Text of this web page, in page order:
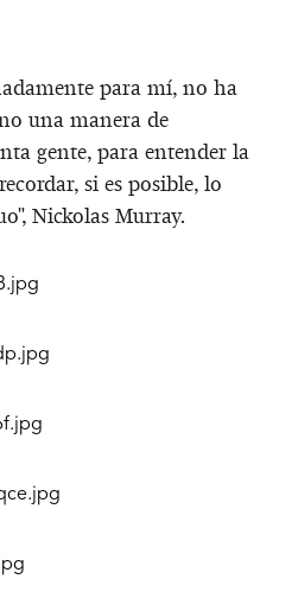
para mí, no ha
una manera de
gente, para entender la
si es posible, lo
Nickolas Murray.